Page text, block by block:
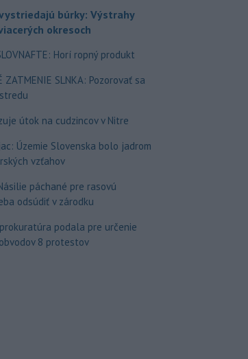
búrky: Výstrahy
okresoch
Horí ropný produkt
ZATMENIE SLNKA: Pozorovať sa
útok na cudzincov v Nitre
Územie Slovenska bolo jadrom
vzťahov
páchané pre rasovú
odsúdiť v zárodku
podala pre určenie
8 protestov